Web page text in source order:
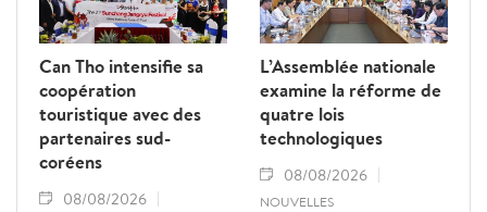
Can Tho intensifie sa
coopération
touristique avec des
partenaires sud-
coréens
08/08/2026
L’Assemblée nationale
examine la réforme de
quatre lois
technologiques
08/08/2026
NOUVELLES